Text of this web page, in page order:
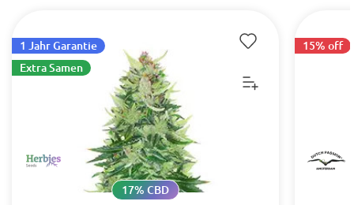
17% CBD
1 Jahr Garantie
Extra Samen
15% off